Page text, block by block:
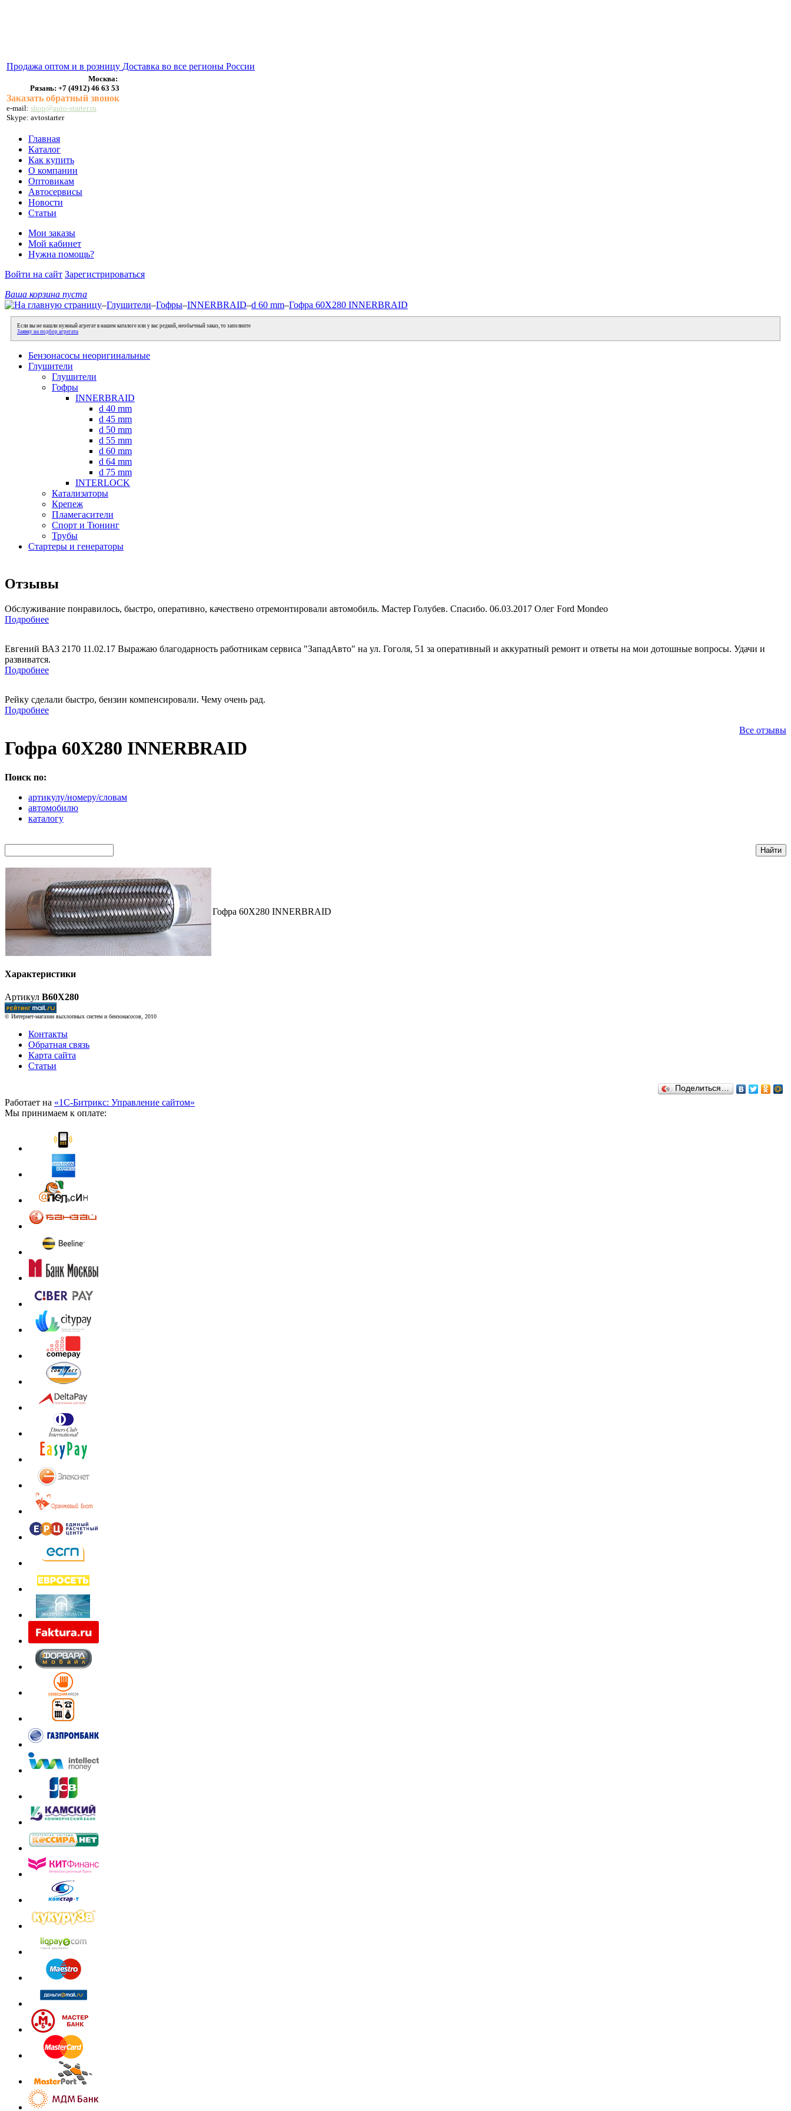
Продажа оптом и в розницу Доставка во все регионы России
Москва:
Рязань: +7 (4912) 46 63 53
Заказать обратный звонок
e-mail: shop@auto-starter.ru
Skype: avtostarter
Главная
Каталог
Как купить
О компании
Оптовикам
Автосервисы
Новости
Статьи
Мои заказы
Мой кабинет
Нужна помощь?
Войти на сайт Зарегистрироваться
Ваша корзина пуста
–Глушители–Гофры–INNERBRAID–d 60 mm–Гофра 60X280 INNERBRAID
Если вы не нашли нужный агрегат в нашем каталоге или у вас редкий, необычный заказ, то заполните
Заявку на подбор агрегата
Бензонасосы неоригинальные
Глушители
Глушители
Гофры
INNERBRAID
d 40 mm
d 45 mm
d 50 mm
d 55 mm
d 60 mm
d 64 mm
d 75 mm
INTERLOCK
Катализаторы
Крепеж
Пламегасители
Спорт и Тюнинг
Трубы
Стартеры и генераторы
Отзывы
Обслуживание понравилось, быстро, оперативно, качествено отремонтировали автомобиль. Мастер Голубев. Спасибо. 06.03.2017 Олег Ford Mondeo
Подробнее
Евгений ВАЗ 2170 11.02.17 Выражаю благодарность работникам сервиса "ЗападАвто" на ул. Гоголя, 51 за оперативный и аккуратный ремонт и ответы на мои дотошные вопросы. Удачи и
развиватся.
Подробнее
Рейку сделали быстро, бензин компенсировали. Чему очень рад.
Подробнее
Все отзывы
Гофра 60X280 INNERBRAID
Поиск по:
артикулу/номеру/словам
автомобилю
каталогу
Гофра 60X280 INNERBRAID
Характеристики
Артикул B60X280
© Интернет-магазин выхлопных систем и бензонасосов, 2010
Контакты
Обратная связь
Карта сайта
Статьи
Поделиться…
Работает на «1С-Битрикс: Управление сайтом»
Мы принимаем к оплате: